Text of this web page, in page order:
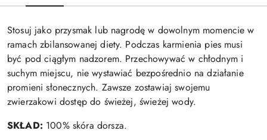
Stosuj jako przysmak lub nagrodę w dowolnym momencie w
ramach zbilansowanej diety. Podczas karmienia pies musi
być pod ciągłym nadzorem. Przechowywać w chłodnym i
suchym miejscu, nie wystawiać bezpośrednio na działanie
promieni słonecznych. Zawsze zostawiaj swojemu
zwierzakowi dostęp do świeżej, świeżej wody.
SKŁAD: 100% skóra dorsza.